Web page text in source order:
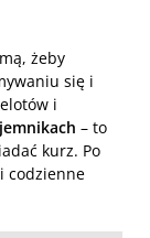
żeby
się i
i
– to
kurz. Po
codzienne